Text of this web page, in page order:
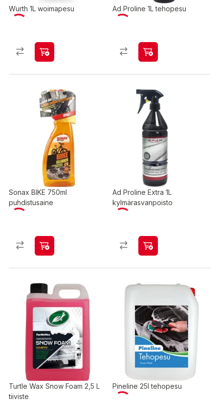
Wurth 1L woimapesu Ad Proline 1L tehopesu
Sonax BIKE 750ml
puhdistusaine
Ad Proline Extra 1L
kylmärasvanpoisto
Turtle Wax Snow Foam 2,5 L
tiiviste
Pineline 25l tehopesu